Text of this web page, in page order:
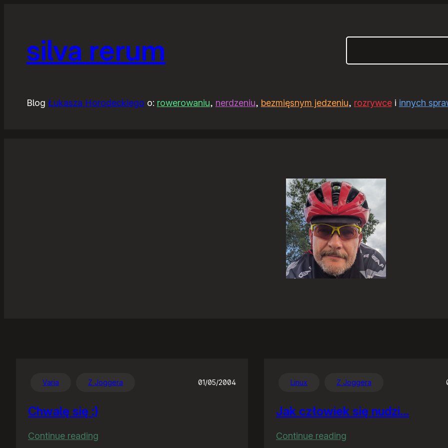
silva rerum
Blog Łukasza Horodeckiego o: rowerowaniu, nerdzeniu, bezmięsnym jedzeniu, rozrywcei innych
Varia Z Joggera 01/05/2004
Chwalę się :)
Continue reading
Linux Z Joggera
Jak człowiek się nudzi…
Continue reading